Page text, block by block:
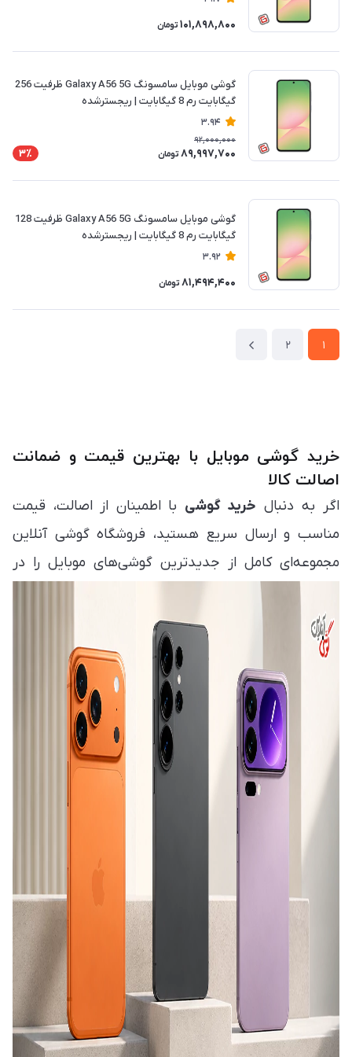
101,898,800 تومان
گوشی موبایل سامسونگ Galaxy A56 5G ظرفیت 256
گیگابایت رم 8 گیگابایت | ریجسترشده
3.94
92,000,000
89,997,700 تومان 3٪
گوشی موبایل سامسونگ Galaxy A56 5G ظرفیت 128
گیگابایت رم 8 گیگابایت | ریجسترشده
3.92
81,494,400 تومان
1
2
خرید گوشی موبایل با بهترین قیمت و ضمانت
اصالت کالا
اگر به دنبال خرید گوشی با اطمینان از اصالت، قیمت
مناسب و ارسال سریع هستید، فروشگاه گوشی آنلاین
مجموعه‌ای کامل از جدیدترین گوشی‌های موبایل را در
اختیار شما قرار می‌دهد. در این صفحه می‌توانید انواع
مدل‌های روز بازار را مشاهده، مقایسه و متناسب با بودجه
و نیاز خود انتخاب کنید. هدف ما فراهم کردن تجربه‌ای
ساده، مطمئن و سریع برای خرید گوشی موبایل
بدون نیاز به مراجعه حضوری، بهترین انتخاب را داشته